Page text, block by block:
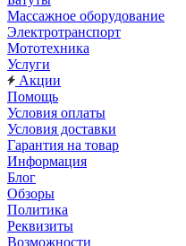
Массажное оборудование
Электротранспорт
Мототехника
Услуги
Акции
Помощь
Условия оплаты
Условия доставки
Гарантия на товар
Информация
Блог
Обзоры
Политика
Реквизиты
Возможности